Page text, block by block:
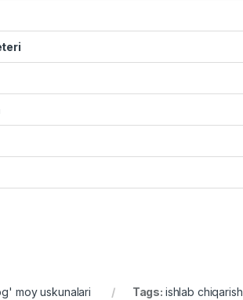
moy uskunalari Tags: ishlab chiqarish